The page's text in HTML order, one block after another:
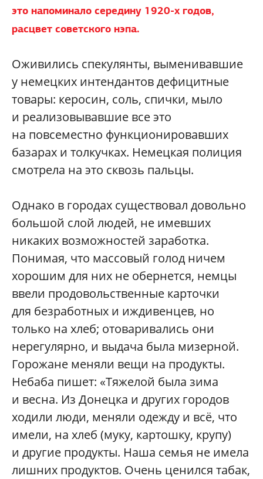
это напоминало середину 1920-х годов,
расцвет советского нэпа.
Оживились спекулянты, выменивавшие
у немецких интендантов дефицитные
товары: керосин, соль, спички, мыло
и реализовывавшие все это
на повсеместно функционировавших
базарах и толкучках. Немецкая полиция
смотрела на это сквозь пальцы.
Однако в городах существовал довольно
большой слой людей, не имевших
никаких возможностей заработка.
Понимая, что массовый голод ничем
хорошим для них не обернется, немцы
ввели продовольственные карточки
для безработных и иждивенцев, но
только на хлеб; отоваривались они
нерегулярно, и выдача была мизерной.
Горожане меняли вещи на продукты.
Небаба пишет: «Тяжелой была зима
и весна. Из Донецка и других городов
ходили люди, меняли одежду и всё, что
имели, на хлеб (муку, картошку, крупу)
и другие продукты. Наша семья не имела
лишних продуктов. Очень ценился табак,